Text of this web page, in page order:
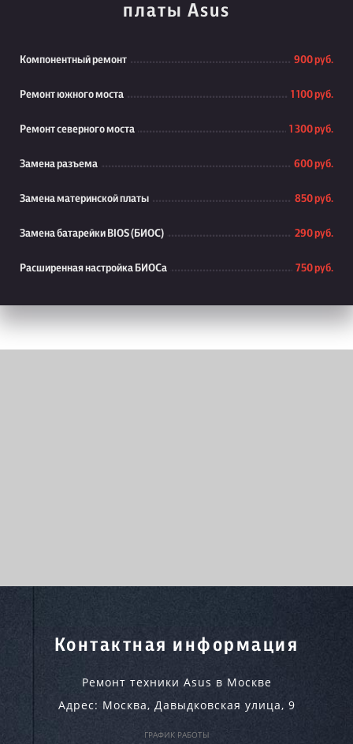
платы Asus
Компонентный ремонт 900 руб.
Ремонт южного моста 1 100 руб.
Ремонт северного моста 1 300 руб.
Замена разъема 600 руб.
Замена материнской платы 850 руб.
Замена батарейки BIOS (БИОС) 290 руб.
Расширенная настройка БИОСа 750 руб.
Контактная информация
Ремонт техники Asus в Москве
Адрес: Москва, Давыдковская улица, 9
ГРАФИК РАБОТЫ